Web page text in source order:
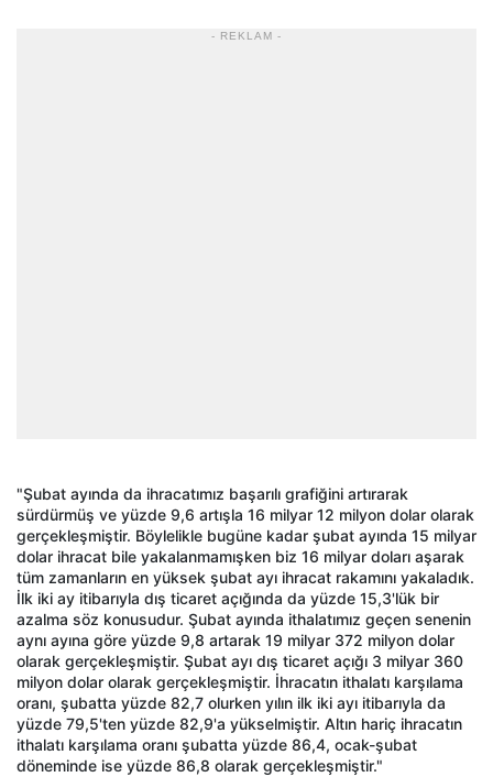
- REKLAM -
"Şubat ayında da ihracatımız başarılı grafiğini artırarak
sürdürmüş ve yüzde 9,6 artışla 16 milyar 12 milyon dolar olarak
gerçekleşmiştir. Böylelikle bugüne kadar şubat ayında 15 milyar
dolar ihracat bile yakalanmamışken biz 16 milyar doları aşarak
tüm zamanların en yüksek şubat ayı ihracat rakamını yakaladık.
İlk iki ay itibarıyla dış ticaret açığında da yüzde 15,3'lük bir
azalma söz konusudur. Şubat ayında ithalatımız geçen senenin
aynı ayına göre yüzde 9,8 artarak 19 milyar 372 milyon dolar
olarak gerçekleşmiştir. Şubat ayı dış ticaret açığı 3 milyar 360
milyon dolar olarak gerçekleşmiştir. İhracatın ithalatı karşılama
oranı, şubatta yüzde 82,7 olurken yılın ilk iki ayı itibarıyla da
yüzde 79,5'ten yüzde 82,9'a yükselmiştir. Altın hariç ihracatın
ithalatı karşılama oranı şubatta yüzde 86,4, ocak-şubat
döneminde ise yüzde 86,8 olarak gerçekleşmiştir."